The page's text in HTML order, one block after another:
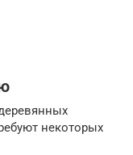
некоторых